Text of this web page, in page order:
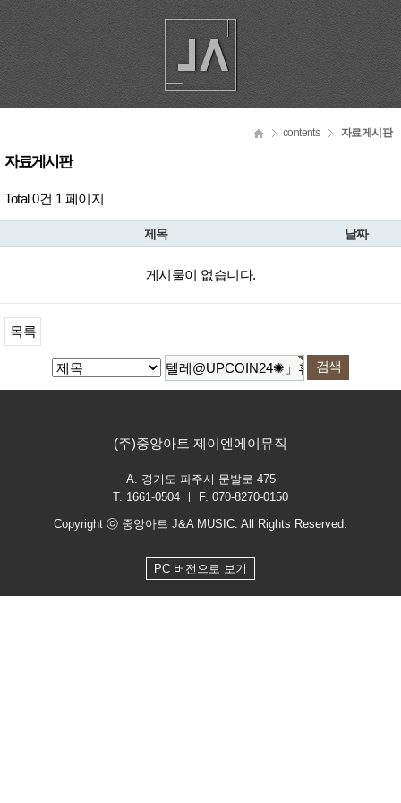
contents 자료게시판
자료게시판
Total 0건 1 페이지
제목 날짜
게시물이 없습니다.
목록
(주)중앙아트 제이엔에이뮤직
A. 경기도 파주시 문발로 475
T. 1661-0504 ㅣ F. 070-8270-0150
Copyright ⓒ 중앙아트 J&A MUSIC. All Rights Reserved.
PC 버전으로 보기